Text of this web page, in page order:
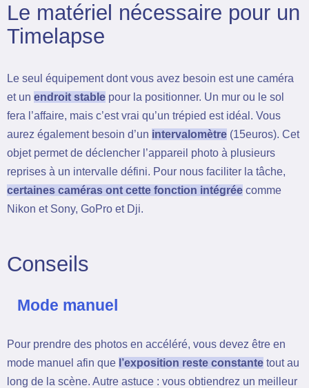
Le matériel nécessaire pour un
Timelapse
Le seul équipement dont vous avez besoin est une caméra
et un endroit stable pour la positionner. Un mur ou le sol
fera l’affaire, mais c’est vrai qu’un trépied est idéal. Vous
aurez également besoin d’un intervalomètre (15euros). Cet
objet permet de déclencher l’appareil photo à plusieurs
reprises à un intervalle défini. Pour nous faciliter la tâche,
certaines caméras ont cette fonction intégrée comme
Nikon et Sony, GoPro et Dji.
Conseils
Mode manuel
Pour prendre des photos en accéléré, vous devez être en
mode manuel afin que l’exposition reste constante tout au
long de la scène. Autre astuce : vous obtiendrez un meilleur